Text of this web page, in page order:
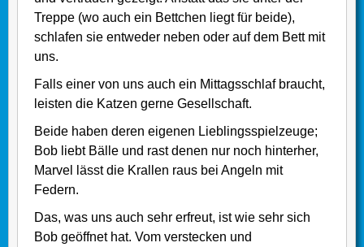
Treppe (wo auch ein Bettchen liegt für beide),
schlafen sie entweder neben oder auf dem Bett mit
uns.
Falls einer von uns auch ein Mittagsschlaf braucht,
leisten die Katzen gerne Gesellschaft.
Beide haben deren eigenen Lieblingsspielzeuge;
Bob liebt Bälle und rast denen nur noch hinterher,
Marvel lässt die Krallen raus bei Angeln mit
Federn.
Das, was uns auch sehr erfreut, ist wie sehr sich
Bob geöffnet hat. Vom verstecken und